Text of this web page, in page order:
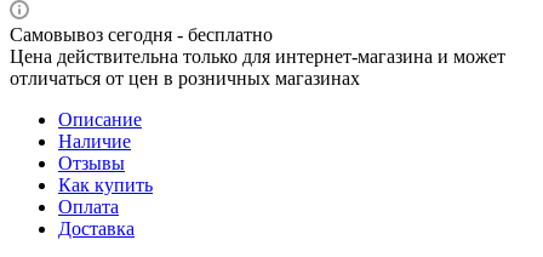
Самовывоз сегодня - бесплатно
Цена действительна только для интернет-магазина и может
отличаться от цен в розничных магазинах
Описание
Наличие
Отзывы
Как купить
Оплата
Доставка